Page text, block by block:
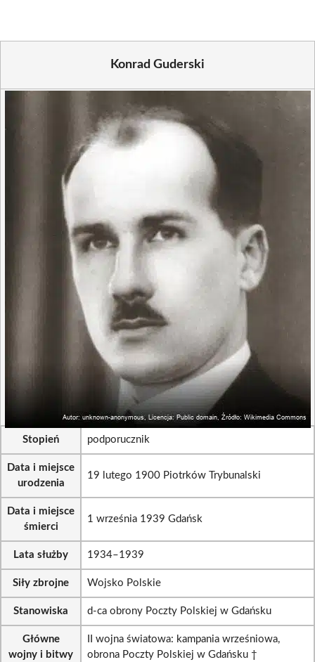
Konrad Guderski
Stopień podporucznik
Data i miejsce
urodzenia
19 lutego 1900 Piotrków Trybunalski
Data i miejsce
śmierci
1 września 1939 Gdańsk
Lata służby 1934–1939
Siły zbrojne Wojsko Polskie
Stanowiska d-ca obrony Poczty Polskiej w Gdańsku
Główne
wojny i bitwy
II wojna światowa: kampania wrześniowa,
obrona Poczty Polskiej w Gdańsku †